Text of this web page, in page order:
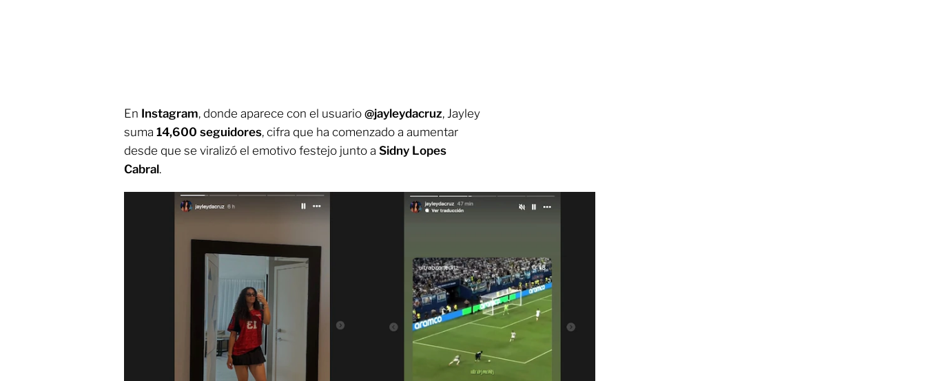
En Instagram, donde aparece con el usuario @jayleydacruz, Jayley
suma 14,600 seguidores, cifra que ha comenzado a aumentar
desde que se viralizó el emotivo festejo junto a Sidny Lopes
Cabral.